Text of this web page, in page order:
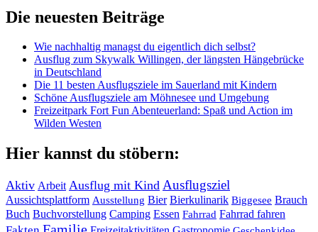
Die neuesten Beiträge
Wie nachhaltig managst du eigentlich dich selbst?
Ausflug zum Skywalk Willingen, der längsten Hängebrücke
in Deutschland
Die 11 besten Ausflugsziele im Sauerland mit Kindern
Schöne Ausflugsziele am Möhnesee und Umgebung
Freizeitpark Fort Fun Abenteuerland: Spaß und Action im
Wilden Westen
Hier kannst du stöbern:
Aktiv Arbeit Ausflug mit Kind Ausflugsziel
Aussichtsplattform Ausstellung Bier Bierkulinarik Biggesee Brauch
Buch Buchvorstellung Camping Essen Fahrrad Fahrrad fahren